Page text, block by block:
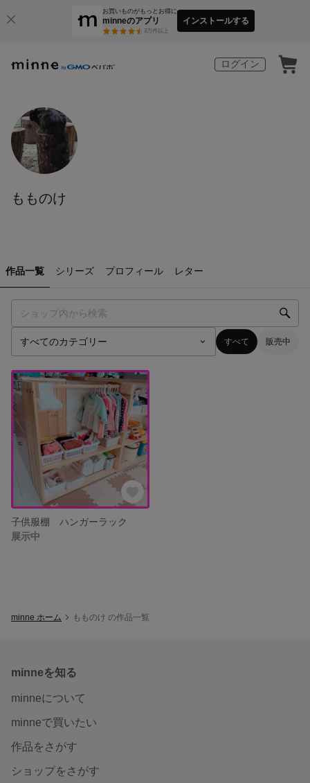
お買いものがもっとお得に
minneのアプリ
3万件以上
インストールする
ログイン
もものけ
作品一覧 シリーズ プロフィール レター
すべて 販売中
子供服棚 ハンガーラック
展示中
minne ホーム もものけ の作品一覧
minneを知る
minneについて
minneで買いたい
作品をさがす
ショップをさがす